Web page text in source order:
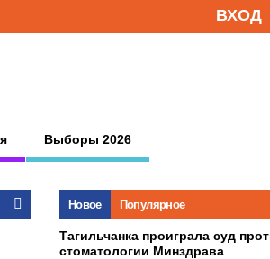
ВХОД
Выборы 2026
Новое Популярное
Тагильчанка проиграла суд
стоматологии Минздрава